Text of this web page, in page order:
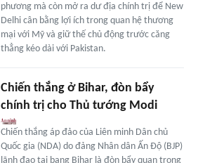
phương mà còn mở ra dư địa chính trị để New
Delhi cân bằng lợi ích trong quan hệ thương
mại với Mỹ và giữ thế chủ động trước căng
thẳng kéo dài với Pakistan.
Chiến thắng ở Bihar, đòn bẩy
chính trị cho Thủ tướng Modi
Chiến thắng áp đảo của Liên minh Dân chủ
Quốc gia (NDA) do đảng Nhân dân Ấn Độ (BJP)
lãnh đạo tại bang Bihar là đòn bẩy quan trọng